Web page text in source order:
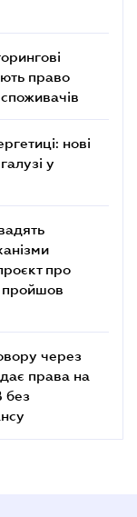
право
нові
у
про
пройшов
через
права на